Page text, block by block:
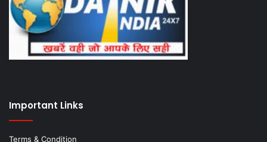
Important Links
Terms & Condition